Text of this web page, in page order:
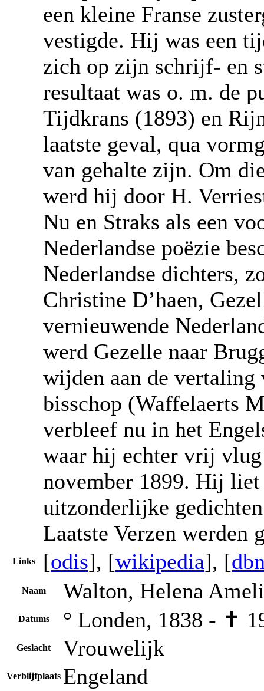
een kleine Franse
vestigde. Hij was een
zich op zijn schrijf- en
resultaat was o. m. de
Tijdkrans (1893) en
laatste geval, qua
van gehalte zijn. Om
werd hij door H.
Nu en Straks als een
Nederlandse poëzie
Nederlandse dichters,
Christine D’haen,
vernieuwende
werd Gezelle naar
wijden aan de
bisschop (Waffelaerts
verbleef nu in het
waar hij echter vrij
november 1899. Hij
uitzonderlijke
Laatste Verzen werden
Links [odis], [wikipedia], [
Naam Walton, Helena
Datums ° Londen, 1838 - ✝
Geslacht Vrouwelijk
Verblijfplaats Engeland